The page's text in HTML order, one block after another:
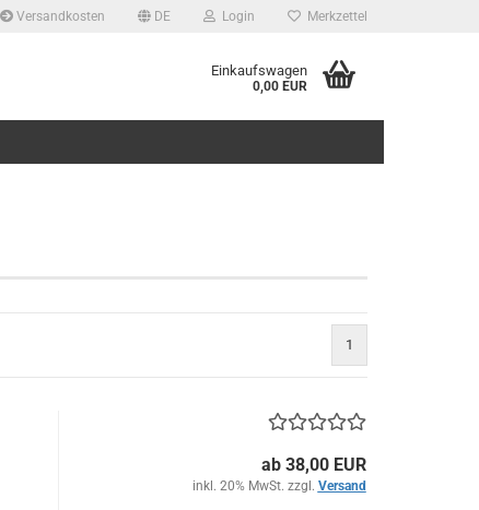
Versandkosten DE Login Merkzettel
Einkaufswagen
0,00 EUR
1
ab 38,00 EUR
inkl. 20% MwSt. zzgl. Versand